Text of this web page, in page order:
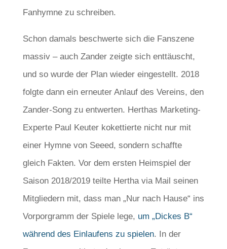
Fanhymne zu schreiben.
Schon damals beschwerte sich die Fanszene
massiv – auch Zander zeigte sich enttäuscht,
und so wurde der Plan wieder eingestellt. 2018
folgte dann ein erneuter Anlauf des Vereins, den
Zander-Song zu entwerten. Herthas Marketing-
Experte Paul Keuter kokettierte nicht nur mit
einer Hymne von Seeed, sondern schaffte
gleich Fakten. Vor dem ersten Heimspiel der
Saison 2018/2019 teilte Hertha via Mail seinen
Mitgliedern mit, dass man „Nur nach Hause“ ins
Vorporgramm der Spiele lege, um „Dickes B“
während des Einlaufens zu spielen. In der